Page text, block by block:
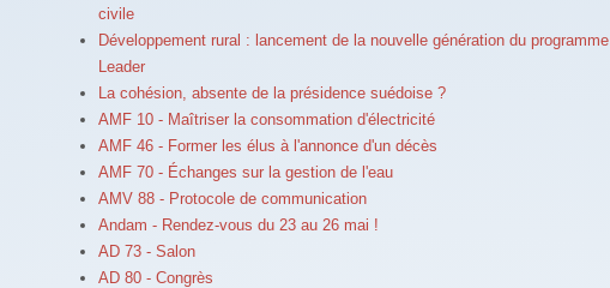
civile
Développement rural : lancement de la nouvelle génération du programme
Leader
La cohésion, absente de la présidence suédoise ?
AMF 10 - Maîtriser la consommation d'électricité
AMF 46 - Former les élus à l'annonce d'un décès
AMF 70 - Échanges sur la gestion de l'eau
AMV 88 - Protocole de communication
Andam - Rendez-vous du 23 au 26 mai !
AD 73 - Salon
AD 80 - Congrès